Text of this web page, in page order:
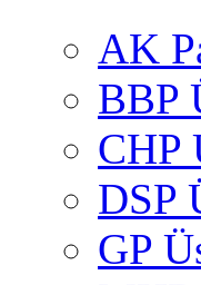
AK
BBP
CHP
DSP
GP